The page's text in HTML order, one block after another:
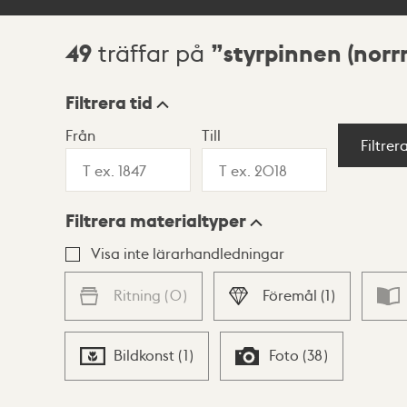
Sökresultat
49 träffar på styrpinnen
Visningsläge
Lista Karta
Filtrera tid
Från Till
Filtrera materialtyper
Visa inte lärarhandledningar
Ritning (0) Föremål (1)
Bildkonst (1) Foto (38)